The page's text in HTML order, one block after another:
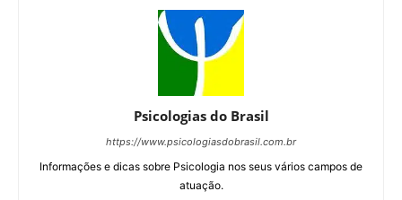
Psicologias do Brasil
https://www.psicologiasdobrasil.com.br
Informações e dicas sobre Psicologia nos seus vários campos de
atuação.